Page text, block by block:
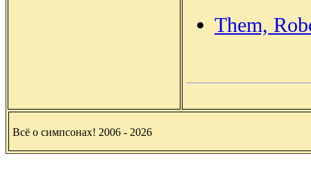
Them,
Всё о симпсонах! 2006 - 2026